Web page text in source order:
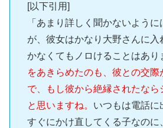
[以下引用]
「あまり詳しく聞かないよう
が、彼女はかなり大野さんに入
かなくてもノロけることはあり
をあきらめたのも、彼との交際
で、もし彼から絶縁されたなら
と思いますね。 いつもは電話に
すぐにかけ直してくる子なのに